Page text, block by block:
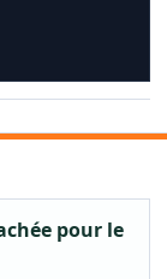
pour le